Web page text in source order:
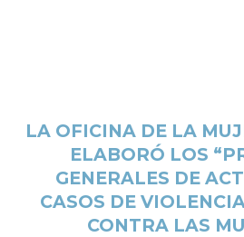
LA OFICINA DE LA
ELABORÓ LOS
GENERALES DE
CASOS DE
CONTRA LAS